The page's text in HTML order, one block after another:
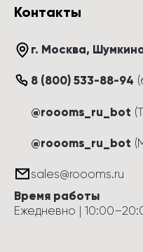
Контакты
г. Москва,
8 (800) 533-88-94 (
@roooms_ru_bot
@roooms_ru_bot
sales@roooms.ru
Время работы
Ежедневно | 10:00–